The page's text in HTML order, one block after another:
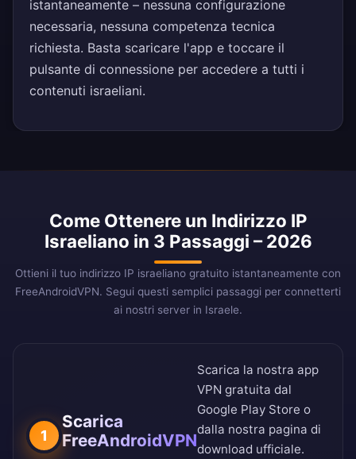
istantaneamente – nessuna configurazione
necessaria, nessuna competenza tecnica
richiesta. Basta scaricare l'app e toccare il
pulsante di connessione per accedere a tutti i
contenuti israeliani.
Come Ottenere un Indirizzo IP
Israeliano in 3 Passaggi – 2026
Ottieni il tuo indirizzo IP israeliano gratuito istantaneamente con
FreeAndroidVPN. Segui questi semplici passaggi per connetterti
ai nostri server in Israele.
1
Scarica
FreeAndroidVPN
Scarica la nostra app
VPN gratuita dal
Google Play Store o
dalla nostra pagina di
download ufficiale.